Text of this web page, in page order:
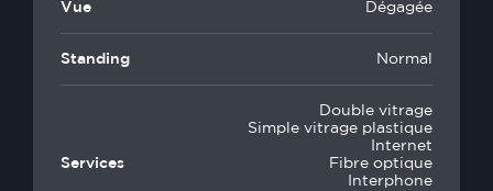
Vue Dégagée
Standing Normal
Services
Double vitrage
Simple vitrage plastique
Internet
Fibre optique
Interphone